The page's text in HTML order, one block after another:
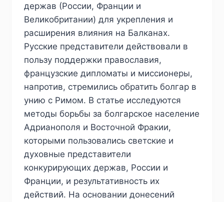
держав (России, Франции и
Великобритании) для укрепления и
расширения влияния на Балканах.
Русские представители действовали в
пользу поддержки православия,
французские дипломаты и миссионеры,
напротив, стремились обратить болгар в
унию с Римом. В статье исследуются
методы борьбы за болгарское население
Адрианополя и Восточной Фракии,
которыми пользовались светские и
духовные представители
конкурирующих держав, России и
Франции, и результативность их
действий. На основании донесений